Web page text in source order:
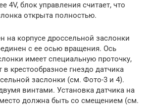
4V, блок управления считает, что
открыта полностью.
на корпусе дроссельной заслонки
с ее осью вращения. Ось
имеет специальную проточку,
в крестообразное гнездо датчика
заслонки (см. Фото-3 и 4).
винтами. Установка датчика на
должна быть со смещением (см.